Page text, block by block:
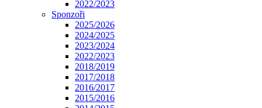
2022/2023
Sponzoři
2025/2026
2024/2025
2023/2024
2022/2023
2018/2019
2017/2018
2016/2017
2015/2016